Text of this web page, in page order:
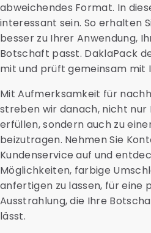
abweichendes Format. In
interessant sein. So erhalten
besser zu Ihrer Anwendung,
Botschaft passt. DaklaPack
mit und prüft gemeinsam mit
Mit Aufmerksamkeit für
streben wir danach, nicht nur
erfüllen, sondern auch zu
beizutragen. Nehmen Sie
Kundenservice auf und
Möglichkeiten, farbige
anfertigen zu lassen, für eine
Ausstrahlung, die Ihre
lässt.